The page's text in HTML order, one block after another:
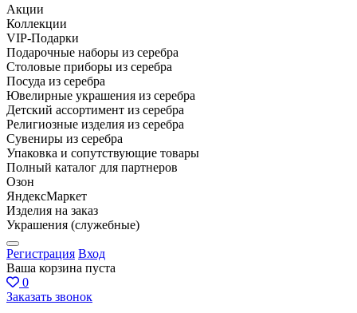
Акции
Коллекции
VIP-Подарки
Подарочные наборы из серебра
Столовые приборы из серебра
Посуда из серебра
Ювелирные украшения из серебра
Детский ассортимент из серебра
Религиозные изделия из серебра
Сувениры из серебра
Упаковка и сопутствующие товары
Полный каталог для партнеров
Озон
ЯндексМаркет
Изделия на заказ
Украшения (служебные)
Регистрация Вход
Ваша корзина пуста
0
Заказать звонок